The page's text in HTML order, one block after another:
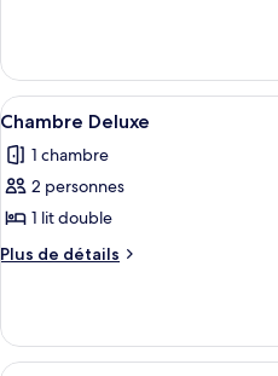
chambre :
Chambre
Standard
le
type
de
Chambre
Standard
Afficher
toutes
les
photos
pour
ce
chambre :
Chambre
9
Chambre Deluxe
1 chambre
2 personnes
1 lit double
Plus de détails
Plus
le
type